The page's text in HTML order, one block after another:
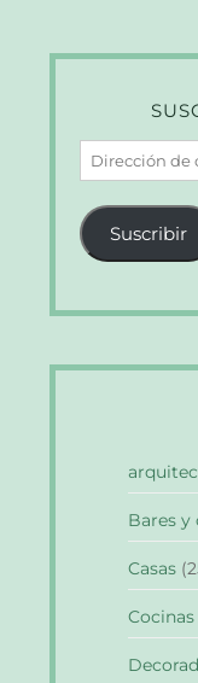
Dirección
de
correo
electrónico
Suscribir
Bares y
Casas
Cocinas